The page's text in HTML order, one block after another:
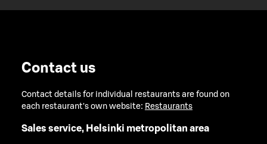
Contact us
Contact details for individual restaurants are found on
each restaurant's own website: Restaurants
Sales service, Helsinki metropolitan area